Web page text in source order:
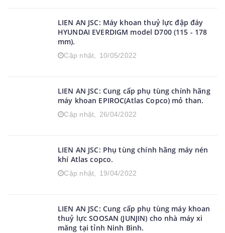
LIEN AN JSC: Máy khoan thuỷ lực đập đáy
HYUNDAI EVERDIGM model D700 (115 - 178
mm).
Cập nhật, 10/05/2022
LIEN AN JSC: Cung cấp phụ tùng chính hãng
máy khoan EPIROC(Atlas Copco) mỏ than.
Cập nhật, 26/04/2022
LIEN AN JSC: Phụ tùng chính hãng máy nén
khí Atlas copco.
Cập nhật, 19/04/2022
LIEN AN JSC: Cung cấp phụ tùng máy khoan
thuỷ lực SOOSAN (JUNJIN) cho nhà máy xi
măng tại tỉnh Ninh Bình.